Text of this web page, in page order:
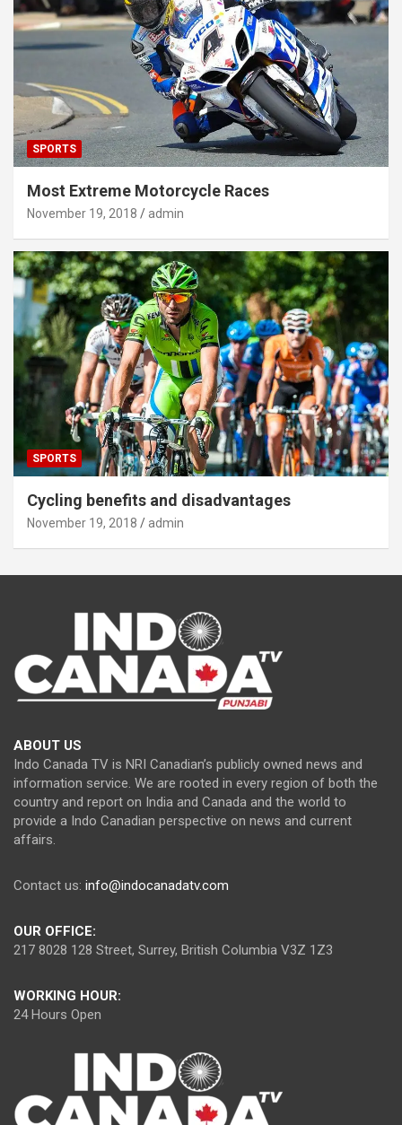
SPORTS
Most Extreme Motorcycle Races
November 19, 2018 admin
SPORTS
Cycling benefits and disadvantages
November 19, 2018 admin
ABOUT US
Indo Canada TV is NRI Canadian’s publicly owned news and
information service. We are rooted in every region of both the
country and report on India and Canada and the world to
provide a Indo Canadian perspective on news and current
affairs.
Contact us: info@indocanadatv.com
OUR OFFICE:
217 8028 128 Street, Surrey, British Columbia V3Z 1Z3
WORKING HOUR:
24 Hours Open